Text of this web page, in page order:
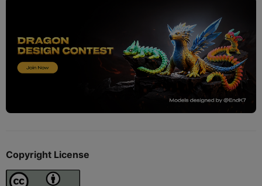
Copyright License